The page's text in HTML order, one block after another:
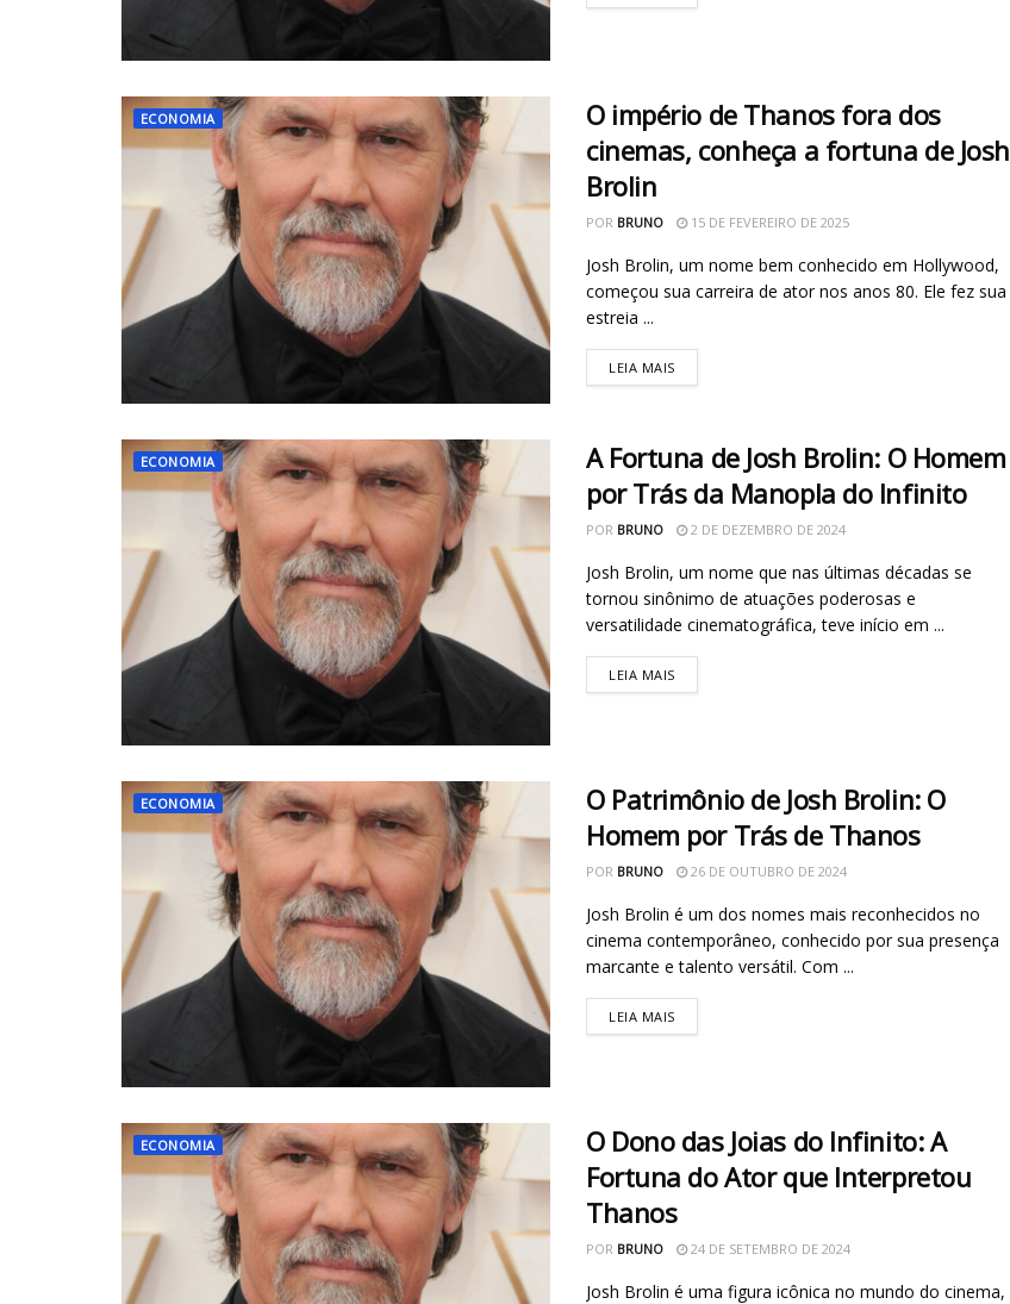
ECONOMIA
O império de Thanos fora dos
cinemas, conheça a fortuna de Josh
Brolin
POR BRUNO 15 DE FEVEREIRO DE 2025
Josh Brolin, um nome bem conhecido em Hollywood,
começou sua carreira de ator nos anos 80. Ele fez sua
estreia ...
LEIA MAIS
ECONOMIA
A Fortuna de Josh Brolin: O Homem
por Trás da Manopla do Infinito
POR BRUNO 2 DE DEZEMBRO DE 2024
Josh Brolin, um nome que nas últimas décadas se
tornou sinônimo de atuações poderosas e
versatilidade cinematográfica, teve início em ...
LEIA MAIS
ECONOMIA
O Patrimônio de Josh Brolin: O
Homem por Trás de Thanos
POR BRUNO 26 DE OUTUBRO DE 2024
Josh Brolin é um dos nomes mais reconhecidos no
cinema contemporâneo, conhecido por sua presença
marcante e talento versátil. Com ...
LEIA MAIS
ECONOMIA
O Dono das Joias do Infinito: A
Fortuna do Ator que Interpretou
Thanos
POR BRUNO 24 DE SETEMBRO DE 2024
Josh Brolin é uma figura icônica no mundo do cinema,